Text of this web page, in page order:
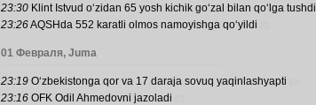
23:30 Klint Istvud o‘zidan 65 yosh kichik go‘zal bilan qo‘lga tushdi
23:26AQSHda 552 karatli olmos namoyishga qo‘yildi
01 Февраля, Juma
23:19 O‘zbekistonga qor va 17 daraja sovuq yaqinlashyapti
23:16 OFK Odil Ahmedovni jazoladi